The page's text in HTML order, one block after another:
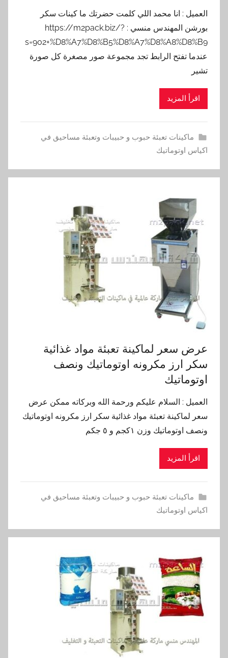
العميل : انا محمد اللي كلمت حضرتك ما كينات سكر
بورشن المهندس منسي : https://m2pack.biz/?
s=902+%D8%A7%D8%B5%D8%A7%D8%A8%D8%B9
عندما تفتح الرابط تجد مجموعة صور مصغرة كل صورة
تشير
اقرأ المزيد
ماكينات تعبئة حبوب و حبيبات وتعبئة مساحيق في
اكياس اوتوماتيك
عرض سعر لماكينة تعبئة مواد غذائية
سكر ارز مكرونه اوتوماتيك ونصف
اوتوماتيك
العميل : السلام عليكم ورحمة الله وبركاته ممكن عرض
سعر لماكينة تعبئة مواد غذائية سكر ارز مكرونه اوتوماتيك
ونصف اوتوماتيك وزن ١كجم و ٥ جكم
اقرأ المزيد
ماكينات تعبئة حبوب و حبيبات وتعبئة مساحيق في
اكياس اوتوماتيك